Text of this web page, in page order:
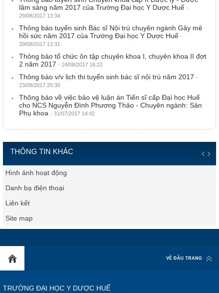
lâm sàng năm 2017 của Trường Đại học Y Dược Huế -
29/08/2017 13:34
Thông báo tuyển sinh Bác sĩ Nội trú chuyên ngành Gây mê
hồi sức năm 2017 của Trường Đại học Y Dược Huế -
29/08/2017 13:31
Thông báo tổ chức ôn tập chuyên khoa I, chuyên khoa II đợt
2 năm 2017 - 24/08/2017 16:22
Thông báo v/v lịch thi tuyển sinh bác sĩ nội trú năm 2017 -
23/08/2017 20:30
Thông báo về việc bảo vệ luận án Tiến sĩ cấp Đại học Huế
cho NCS Nguyễn Đình Phương Thảo - Chuyên ngành: Sản
Phụ khoa - 31/07/2017 14:42
THÔNG TIN KHÁC
Hình ảnh hoạt động
Danh bạ điện thoại
Liên kết
Site map
VỀ ĐẦU TRANG
TRƯỜNG ĐẠI HỌC Y DƯỢC HUẾ